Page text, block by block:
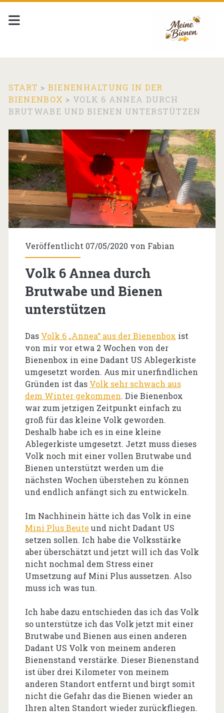
START > BIENENHALTUNG IN DER
BIENENBOX > VOLK 6 ANNEA DURCH
BRUTWABE UND BIENEN UNTERSTÜTZEN
Veröffentlicht 07/05/2020 von Fabian
Volk 6 Annea durch
Brutwabe und Bienen
unterstützen
Das Volk 6 „Annea“ aus der Bienenbox ist
von mir vor etwa 2 Wochen von der
Bienenbox in eine Dadant US Ablegerkiste
umgesetzt worden. Aus mir unerfindlichen
Gründen ist das Volk sehr schwach aus
dem Winter gekommen. Die Bienenbox
war zum jetzigen Zeitpunkt einfach zu
groß für das kleine Volk geworden.
Deshalb habe ich es in eine kleine
Ablegerkiste umgesetzt. Jetzt muss dieses
Volk noch mit einer vollen Brutwabe und
Bienen unterstützt werden um die
nächsten Wochen überstehen zu können
und endlich anfängt sich zu entwickeln.
Im Nachhinein hätte ich das Volk in eine
Mini Plus Beute und nicht Dadant US
setzen sollen. Ich habe die Volksstärke
aber überschätzt und jetzt will ich das Volk
nicht nochmal dem Stress einer
Umsetzung auf Mini Plus aussetzen. Also
muss ich was tun.
Ich habe dazu entschieden das ich das Volk
so unterstütze ich das Volk jetzt mit einer
Brutwabe und Bienen aus einen anderen
Dadant US Volk von meinem anderen
Bienenstand verstärke. Dieser Bienenstand
ist über drei Kilometer von meinem
anderen Standort entfernt und birgt somit
nicht die Gefahr das die Bienen wieder an
Ihren alten Standort wieder zurückfliegen.